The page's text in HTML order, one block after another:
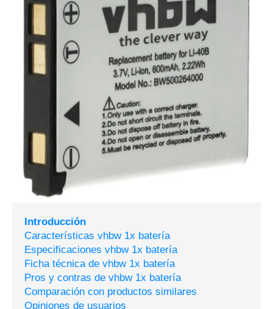
Introducción
Características vhbw 1x batería
Especificaciones vhbw 1x batería
Ficha técnica de vhbw 1x batería
Pros y contras de vhbw 1x batería
Comparación con productos similares
Opiniones de usuarios